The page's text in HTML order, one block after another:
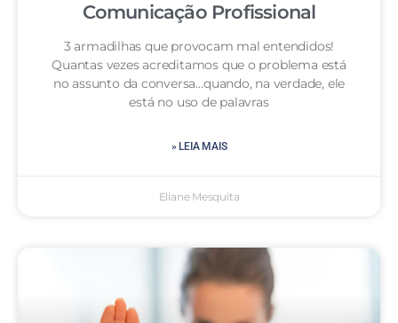
Comunicação Profissional
3 armadilhas que provocam mal entendidos!
Quantas vezes acreditamos que o problema está
no assunto da conversa…quando, na verdade, ele
está no uso de palavras
» LEIA MAIS
Eliane Mesquita